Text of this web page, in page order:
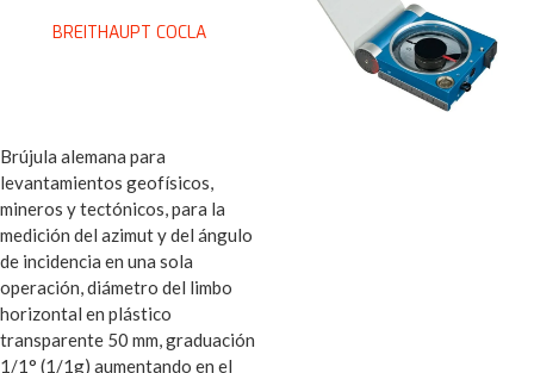
BREITHAUPT COCLA
Brújula alemana para
levantamientos geofísicos,
mineros y tectónicos, para la
medición del azimut y del ángulo
de incidencia en una sola
operación, diámetro del limbo
horizontal en plástico
transparente 50 mm, graduación
1/1° (1/1g) aumentando en el